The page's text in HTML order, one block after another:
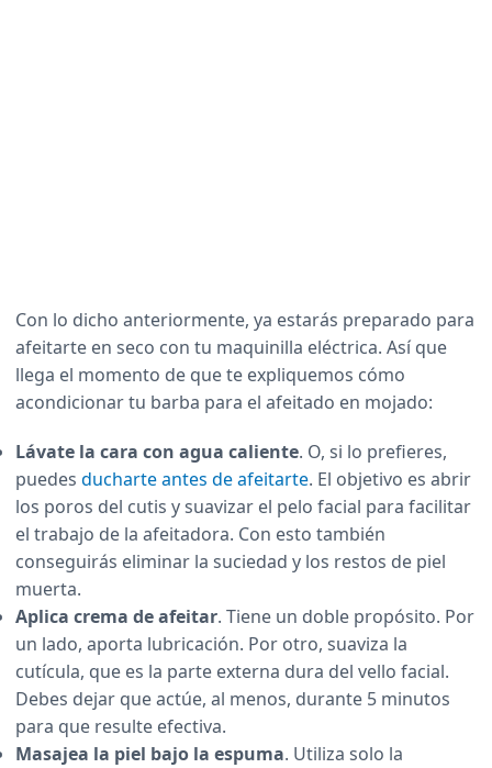
Con lo dicho anteriormente, ya estarás preparado para
afeitarte en seco con tu maquinilla eléctrica. Así que
llega el momento de que te expliquemos cómo
acondicionar tu barba para el afeitado en mojado:
Lávate la cara con agua caliente. O, si lo prefieres,
puedes ducharte antes de afeitarte. El objetivo es abrir
los poros del cutis y suavizar el pelo facial para facilitar
el trabajo de la afeitadora. Con esto también
conseguirás eliminar la suciedad y los restos de piel
muerta.
Aplica crema de afeitar. Tiene un doble propósito. Por
un lado, aporta lubricación. Por otro, suaviza la
cutícula, que es la parte externa dura del vello facial.
Debes dejar que actúe, al menos, durante 5 minutos
para que resulte efectiva.
Masajea la piel bajo la espuma. Utiliza solo la